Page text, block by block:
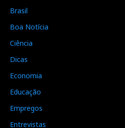
Brasil
Boa Notícia
Ciência
Dicas
Economia
Educação
Empregos
Entrevistas